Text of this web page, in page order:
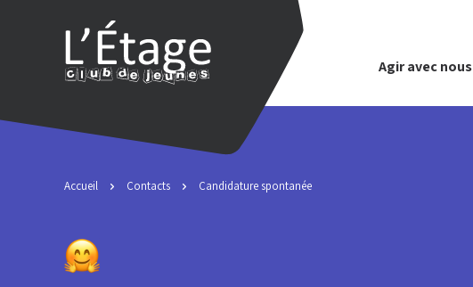
Agir avec nous
Accueil Contacts Candidature spontanée